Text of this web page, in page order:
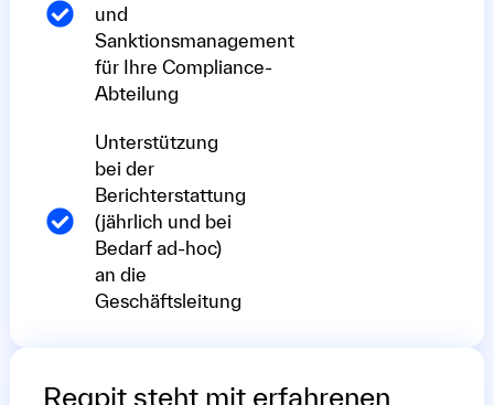
und
Sanktionsmanagement
für Ihre Compliance-
Abteilung
Unterstützung
bei der
Berichterstattung
(jährlich und bei
Bedarf ad-hoc)
an die
Geschäftsleitung
Regpit steht mit erfahrenen